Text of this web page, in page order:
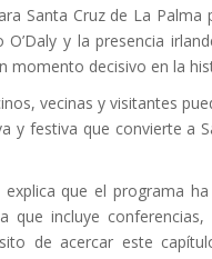
Santa Cruz de La
y la presencia
decisivo en la
vecinas y visitantes
y festiva que convierte a
que el programa
que incluye
de acercar este